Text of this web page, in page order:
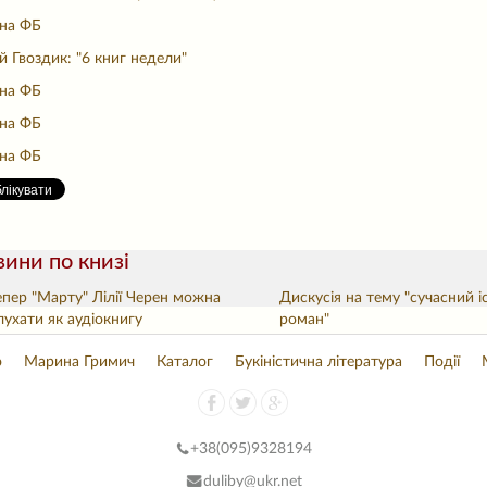
на ФБ
Гвоздик: "6 книг недели"
на ФБ
на ФБ
на ФБ
по книзі
"Марту" Лілії Черен можна
як аудіокнигу
Дискусія на тему "сучасний
роман"
Марина Гримич Каталог Букіністична література Події
+38(095)9328194
duliby@ukr.net